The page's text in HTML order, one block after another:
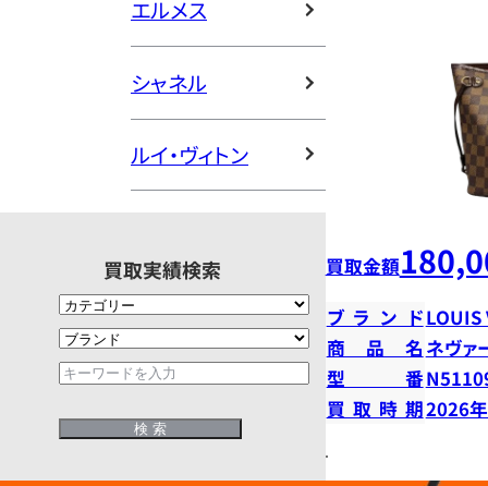
エルメス
シャネル
ルイ・ヴィトン
買取実績検索 買取金額
ブランドLOUIS
商品名 ネヴァ
型番
買取時期2026